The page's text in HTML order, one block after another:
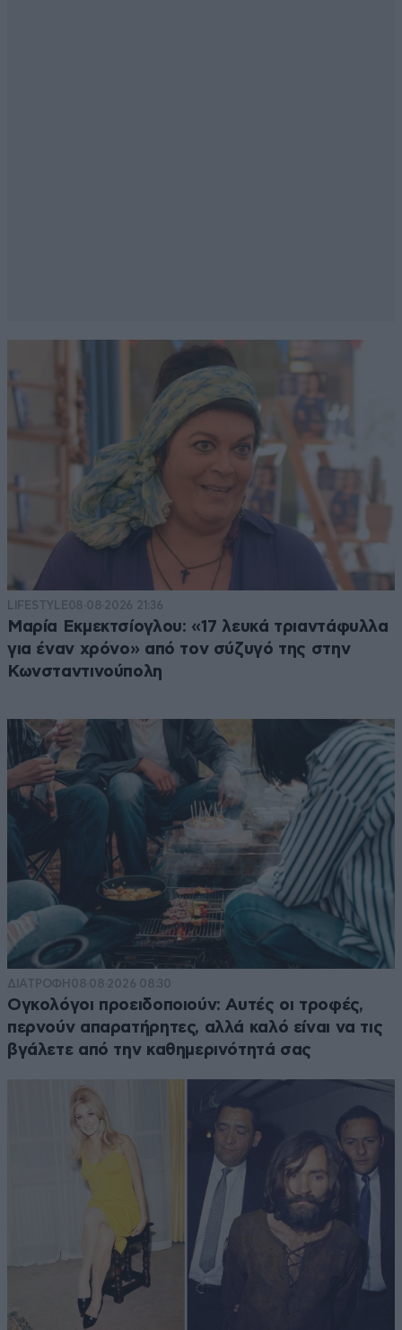
LIFESTYLE08·08·2026 21:36
Μαρία Εκμεκτσίογλου: «17 λευκά τριαντάφυλλα
για έναν χρόνο» από τον σύζυγό της στην
Κωνσταντινούπολη
ΔΙΑΤΡΟΦΗ 08·08·2026 08:30
Ογκολόγοι προειδοποιούν: Αυτές οι τροφές,
περνούν απαρατήρητες, αλλά καλό είναι να τις
βγάλετε από την καθημερινότητά σας